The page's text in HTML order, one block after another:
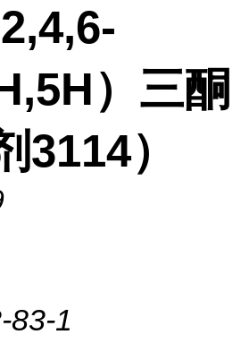
）三酮
3114）
83-1